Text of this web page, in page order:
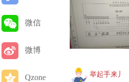
微信
微博
Qzone 举起手来丿